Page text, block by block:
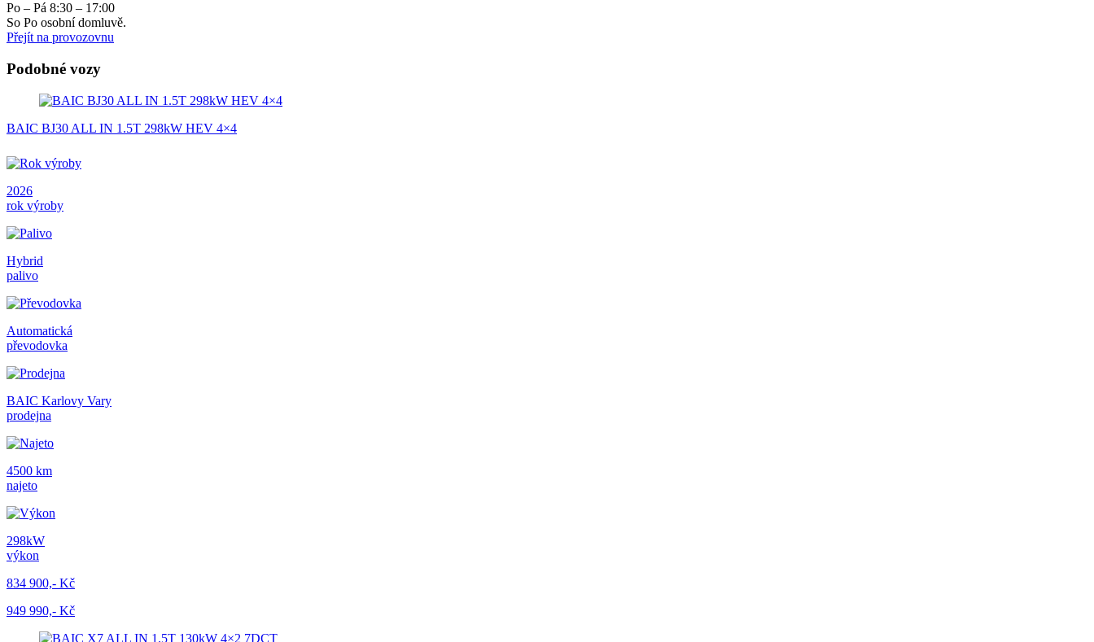
Po – Pá 8:30 – 17:00
So Po osobní domluvě.
Přejít na provozovnu
Podobné vozy
BAIC BJ30 ALL IN 1.5T 298kW HEV 4×4
2026
rok výroby
Hybrid
palivo
Automatická
převodovka
BAIC Karlovy Vary
prodejna
4500 km
najeto
298kW
výkon
834 900,- Kč
949 990,- Kč